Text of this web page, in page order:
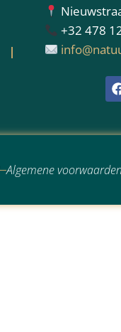
+32 478
Algemene voorwaarden